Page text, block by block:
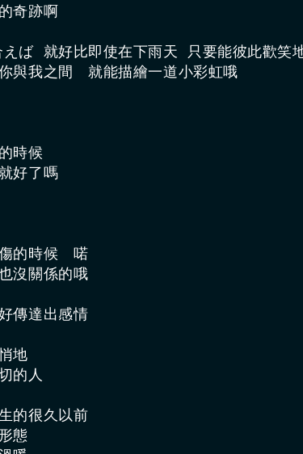
奇跡啊
ば 就好比即使在下雨天 只要能彼此歡笑
我之間　就能描繪一道小彩虹哦
時候
好了嗎
的時候　喏
沒關係的哦
傳達出感情
地
的人
的很久以前
態